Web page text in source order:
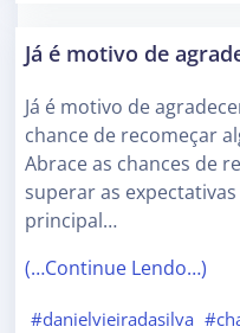
Já é motivo de
Já é motivo de
chance de recomeçar
Abrace as chances de
superar as
principal…
(…Continue Lendo…)
#danielvieiradasilva